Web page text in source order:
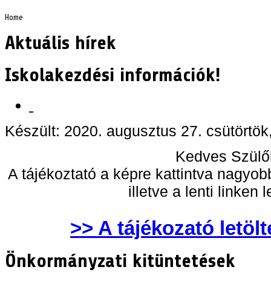
Home
Aktuális hírek
Iskolakezdési információk!
Készült: 2020. augusztus 27.
Kedves
A tájékoztató a képre kattintva
illetve a lenti linken
>> A tájékozató
Önkormányzati kitüntetések